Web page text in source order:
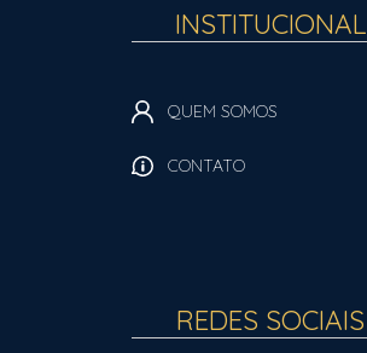
INSTITUCIONAL
QUEM SOMOS
CONTATO
REDES SOCIAIS